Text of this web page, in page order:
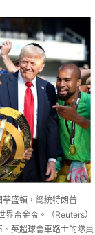
盛頓，總統特朗普
盃金盃。（Reuters）
英超球會車路士的隊員